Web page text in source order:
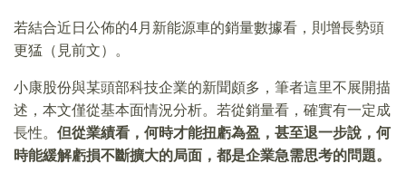
若結合近日公佈的4月新能源車的銷量數據看，則增長勢頭
更猛（見前文）。
小康股份與某頭部科技企業的新聞頗多，筆者這里不展開描
述，本文僅從基本面情況分析。若從銷量看，確實有一定成
長性。 但從業績看，何時才能扭虧為盈，甚至退一步說，何
時能緩解虧損不斷擴大的局面，都是企業急需思考的問題。